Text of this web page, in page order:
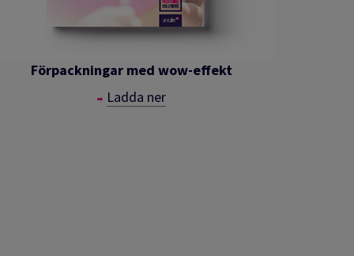
Förpackningar med wow-effekt
Ladda ner